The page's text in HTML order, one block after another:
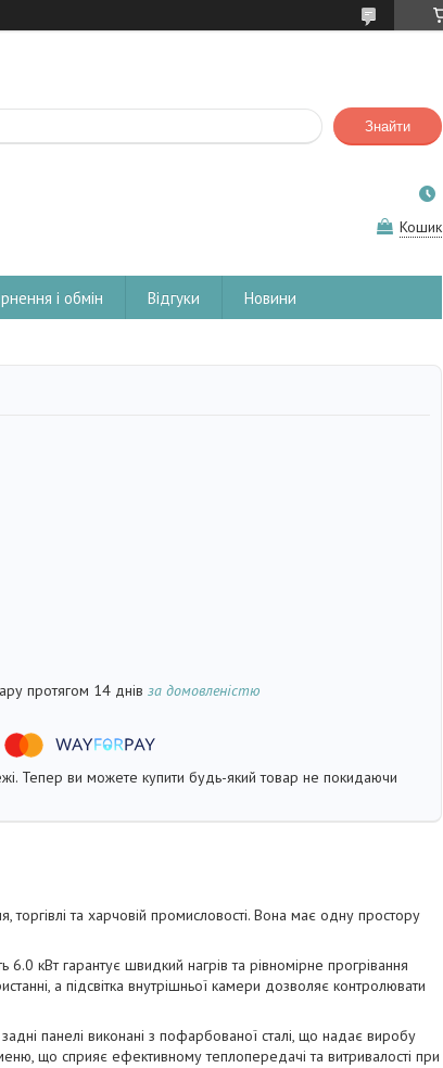
Знайти
Кошик
і обмін Відгуки Новини
протягом 14 днів за домовленістю
Тепер ви можете купити будь-який товар не покидаючи
та харчовій промисловості. Вона має одну простору
6.0 кВт гарантує швидкий нагрів та рівномірне прогрівання
а підсвітка внутрішньої камери дозволяє контролювати
задні панелі виконані з пофарбованої сталі, що надає виробу
що сприяє ефективному теплопередачі та витривалості при